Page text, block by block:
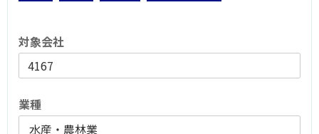
対象会社
業種